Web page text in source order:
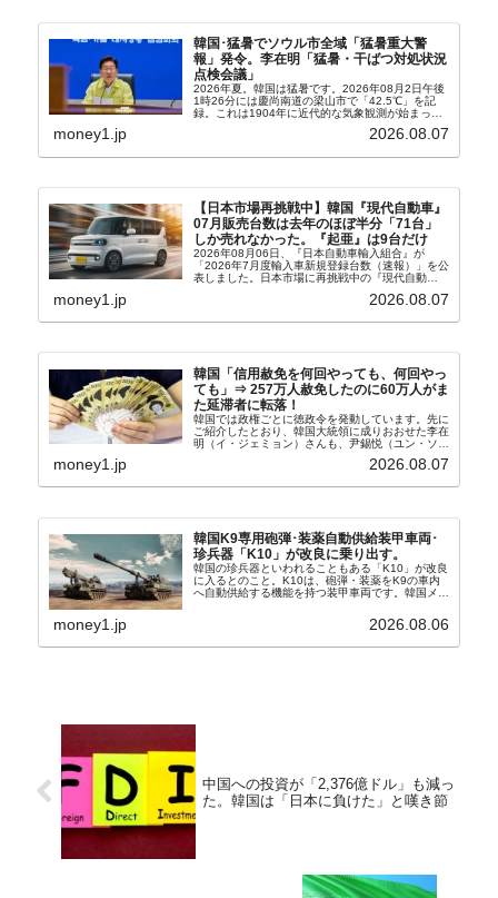
韓国･猛暑でソウル市全域「猛暑重大警
報」発令。李在明「猛暑・干ばつ対処状況
点検会議」
2026年夏。韓国は猛暑です。2026年08月2日午後
1時26分には慶尚南道の梁山市で「42.5℃」を記
録。これは1904年に近代的な気象観測が始まって
ウル市全域への「猛暑重大警報」が発令され...
money1.jp 2026.08.07
【日本市場再挑戦中】韓国『現代自動車』
07月販売台数は去年のほぼ半分「71台」
しか売れなかった。『起亜』は9台だけ
2026年08月06日、『日本自動車輸入組合』が
「2026年7月度輸入車新規登録台数（速報）」を公
表しました。日本市場に再挑戦中の『現代自動
台数はこの中に捉えられているはずです。先月から
money1.jp 2026.08.07
韓国「信用赦免を何回やっても、何回やっ
ても」⇒ 257万人赦免したのに60万人がま
た延滞者に転落！
韓国では政権ごとに徳政令を発動しています。先に
ご紹介したとおり、韓国大統領に成りおおせた李在
明（イ・ジェミョン）さんも、尹錫悦（ユン・ソギ
バンクにして不良債権の買い取りを行い、分割償還
money1.jp 2026.08.07
韓国K9専用砲弾･装薬自動供給装甲車両･
珍兵器「K10」が改良に乗り出す。
韓国の珍兵器といわれることもある「K10」が改良
に入るとのこと。K10は、砲弾・装薬をK9の車内
へ自動供給する機能を持つ装甲車両です。韓国メデ
から以下に一部を引きます。2005年に初めて...
money1.jp 2026.08.06
中国への投資が「2,376億ドル」も減っ
た。韓国は「日本に負けた」と嘆き節